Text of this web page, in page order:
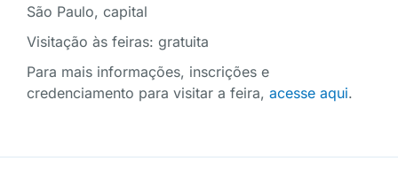
São Paulo, capital
Visitação às feiras: gratuita
Para mais informações, inscrições e
credenciamento para visitar a feira, acesse aqui.